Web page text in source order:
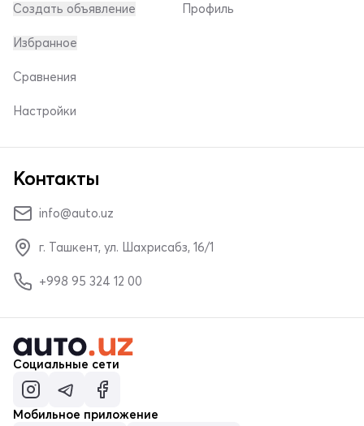
Создать объявление Профиль
Избранное
Сравнения
Настройки
Контакты
info@auto.uz
г. Ташкент, ул. Шахрисабз, 16/1
+998 95 324 12 00
Социальные сети
Мобильное приложение